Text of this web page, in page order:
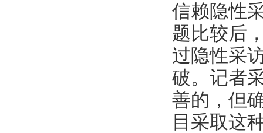
信赖隐性
题比较后
过隐性采
破。记者
善的，但
目采取这